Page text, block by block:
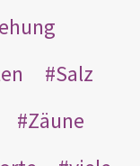
Salz
Zäune